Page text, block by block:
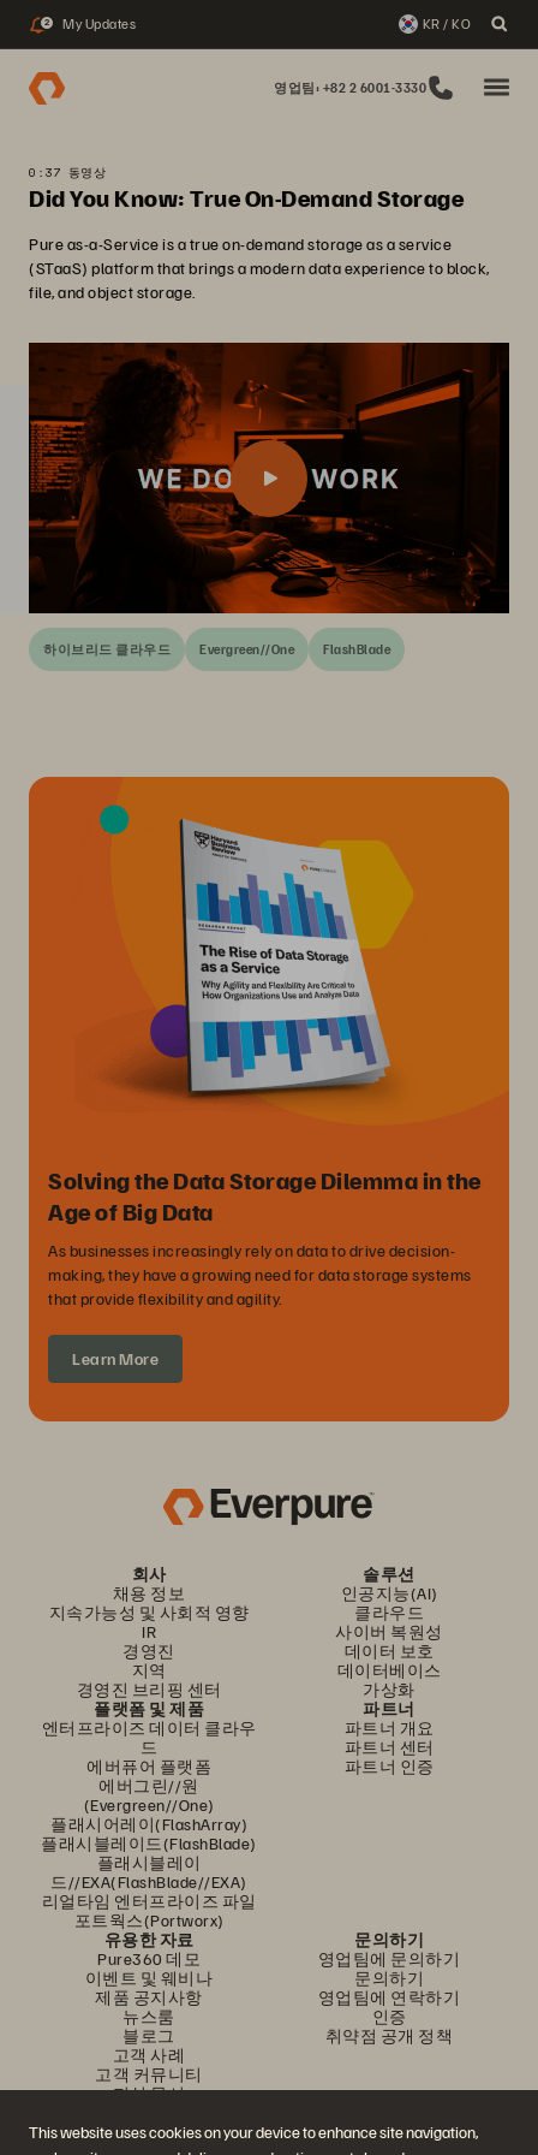
This website uses cookies on your device to enhance site navigation,
2 My Updates KR / KO
영업팀: +82 2 6001-3330
0:37 동영상
Did You Know: True On-Demand Storage
Pure as-a-Service is a true on-demand storage as a service
(STaaS) platform that brings a modern data experience to block,
file, and object storage.
하이브리드 클라우드 Evergreen//One FlashBlade
Solving the Data Storage Dilemma in the
Age of Big Data
As businesses increasingly rely on data to drive decision-
making, they have a growing need for data storage systems
that provide flexibility and agility.
Learn More
회사
채용 정보
지속가능성 및 사회적 영향
IR
경영진
지역
경영진 브리핑 센터
솔루션
인공지능(AI)
클라우드
사이버 복원성
데이터 보호
데이터베이스
가상화
플랫폼 및 제품
엔터프라이즈 데이터 클라우
드
에버퓨어 플랫폼
에버그린//원
(Evergreen//One)
플래시어레이(FlashArray)
플래시블레이드(FlashBlade)
플래시블레이
드//EXA(FlashBlade//EXA)
리얼타임 엔터프라이즈 파일
포트웍스(Portworx)
파트너
파트너 개요
파트너 센터
파트너 인증
유용한 자료
Pure360 데모
이벤트 및 웨비나
제품 공지사항
뉴스룸
블로그
고객 사례
고객 커뮤니티
지식 문서
문의하기
영업팀에 문의하기
문의하기
영업팀에 연락하기
인증
취약점 공개 정책